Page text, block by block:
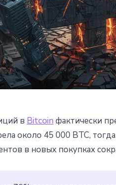
за
в Bitcoin фактически
около 45 000 BTC,
в новых покупках